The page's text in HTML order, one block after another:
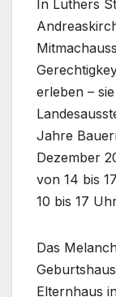
In Luthers
erleben –
Jahre
Dezember
von 14 bis
10 bis 17
Das
Elternhaus